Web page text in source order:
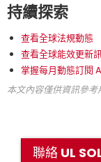
持續探索
查看全球法規動態
查看全球能效更新
掌握每月動態訂閱
本文內容僅供資訊參考
聯絡 UL